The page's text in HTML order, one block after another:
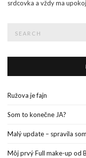
srdcovka a vždy ma
Ružova je fajn
Som to konečne JA?
Malý update – spravila
Môj prvý Full make-up od